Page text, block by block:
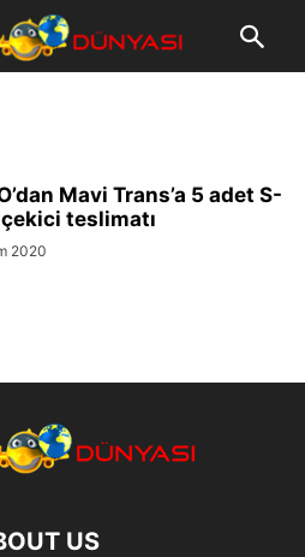
Mavi Trans’a 5 adet S-
teslimatı
2020
US